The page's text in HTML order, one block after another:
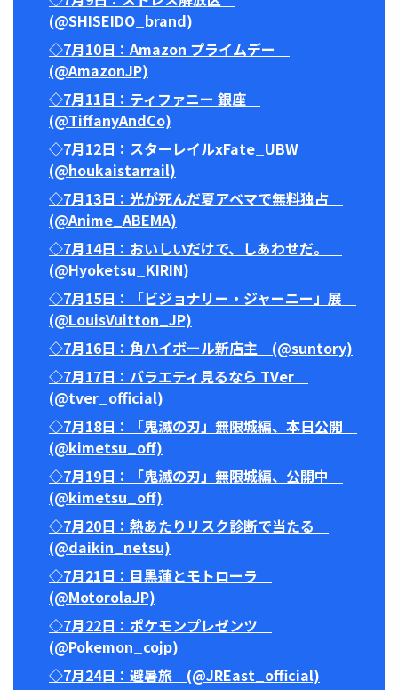
(@SHISEIDO_brand)
◇7月10日：Amazon プライムデー
(@AmazonJP)
◇7月11日：ティファニー 銀座
(@TiffanyAndCo)
◇7月12日：スターレイルxFate_UBW
(@houkaistarrail)
◇7月13日：光が死んだ夏アベマで無料独占
(@Anime_ABEMA)
◇7月14日：おいしいだけで、しあわせだ。
(@Hyoketsu_KIRIN)
◇7月15日：「ビジョナリー・ジャーニー」展
(@LouisVuitton_JP)
◇7月16日：角ハイボール新店主 (@suntory)
◇7月17日：バラエティ見るなら TVer
(@tver_official)
◇7月18日：「鬼滅の刃」無限城編、本日公開
(@kimetsu_off)
◇7月19日：「鬼滅の刃」無限城編、公開中
(@kimetsu_off)
◇7月20日：熱あたりリスク診断で当たる
(@daikin_netsu)
◇7月21日：目黒蓮とモトローラ
(@MotorolaJP)
◇7月22日：ポケモンプレゼンツ
(@Pokemon_cojp)
◇7月24日：避暑旅 (@JREast_official)